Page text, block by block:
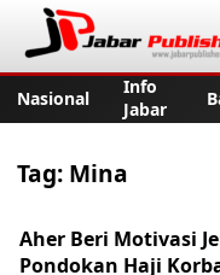
Nasional
Info
Jabar
Tag: Mina
Aher Beri Motivasi
Pondokan Haji